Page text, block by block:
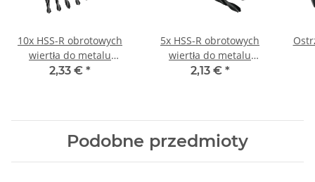
10x HSS-R obrotowych
wiertła do metalu
DIN338N Ø 5 mm
2,33 € *
5x HSS-R obrotowych
wiertła do metalu
DIN338N Ø 9 mm
2,13 € *
Podobne przedmioty